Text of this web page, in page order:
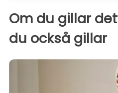
Om du gillar
du också gillar